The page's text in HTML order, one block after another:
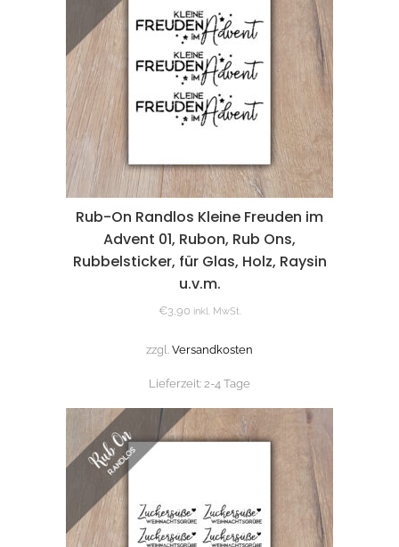
Rub-On Randlos Kleine Freuden im
Advent 01, Rubon, Rub Ons,
Rubbelsticker, für Glas, Holz, Raysin
u.v.m.
€3,90 inkl. MwSt.
zzgl. Versandkosten
Lieferzeit: 2-4 Tage